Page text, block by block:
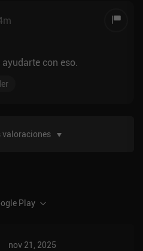
con eso.
valoraciones
Play
nov 21, 2025